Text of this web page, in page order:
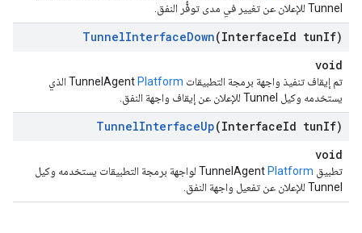
Tunnel للإعلان عن تغيير في مدى توفُّر النفق.
TunnelInterfaceDown(InterfaceId tunIf)
void
تم إيقاف تنفيذ واجهة برمجة التطبيقات TunnelAgent Platform
الذي
يستخدمه وكيل Tunnel للإعلان عن إيقاف واجهة النفق.
TunnelInterfaceUp(InterfaceId tunIf)
void
تطبيق TunnelAgent Platform
لواجهة برمجة التطبيقات يستخدمه وكيل
Tunnel للإعلان عن تفعيل واجهة النفق.